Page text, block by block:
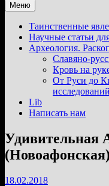
Меню
Таинственные
Научные статьи
Археология.
Славяно-
Кровь на
От Руси до
исследований
Lib
Написать нам
Удивительная
18.02.2018